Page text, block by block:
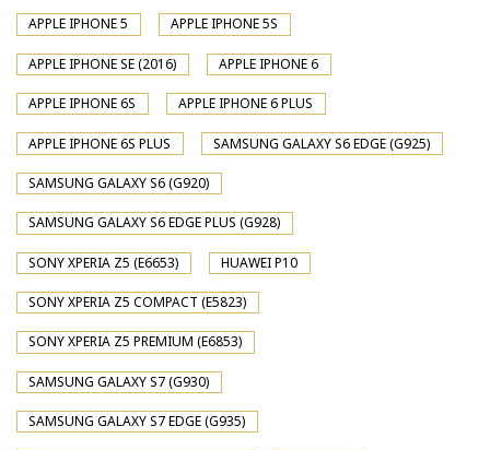
APPLE IPHONE 5 APPLE IPHONE 5S
APPLE IPHONE SE (2016) APPLE IPHONE 6
APPLE IPHONE 6S APPLE IPHONE 6 PLUS
APPLE IPHONE 6S PLUS SAMSUNG GALAXY S6 EDGE (G925)
SAMSUNG GALAXY S6 (G920)
SAMSUNG GALAXY S6 EDGE PLUS (G928)
SONY XPERIA Z5 (E6653) HUAWEI P10
SONY XPERIA Z5 COMPACT (E5823)
SONY XPERIA Z5 PREMIUM (E6853)
SAMSUNG GALAXY S7 (G930)
SAMSUNG GALAXY S7 EDGE (G935)